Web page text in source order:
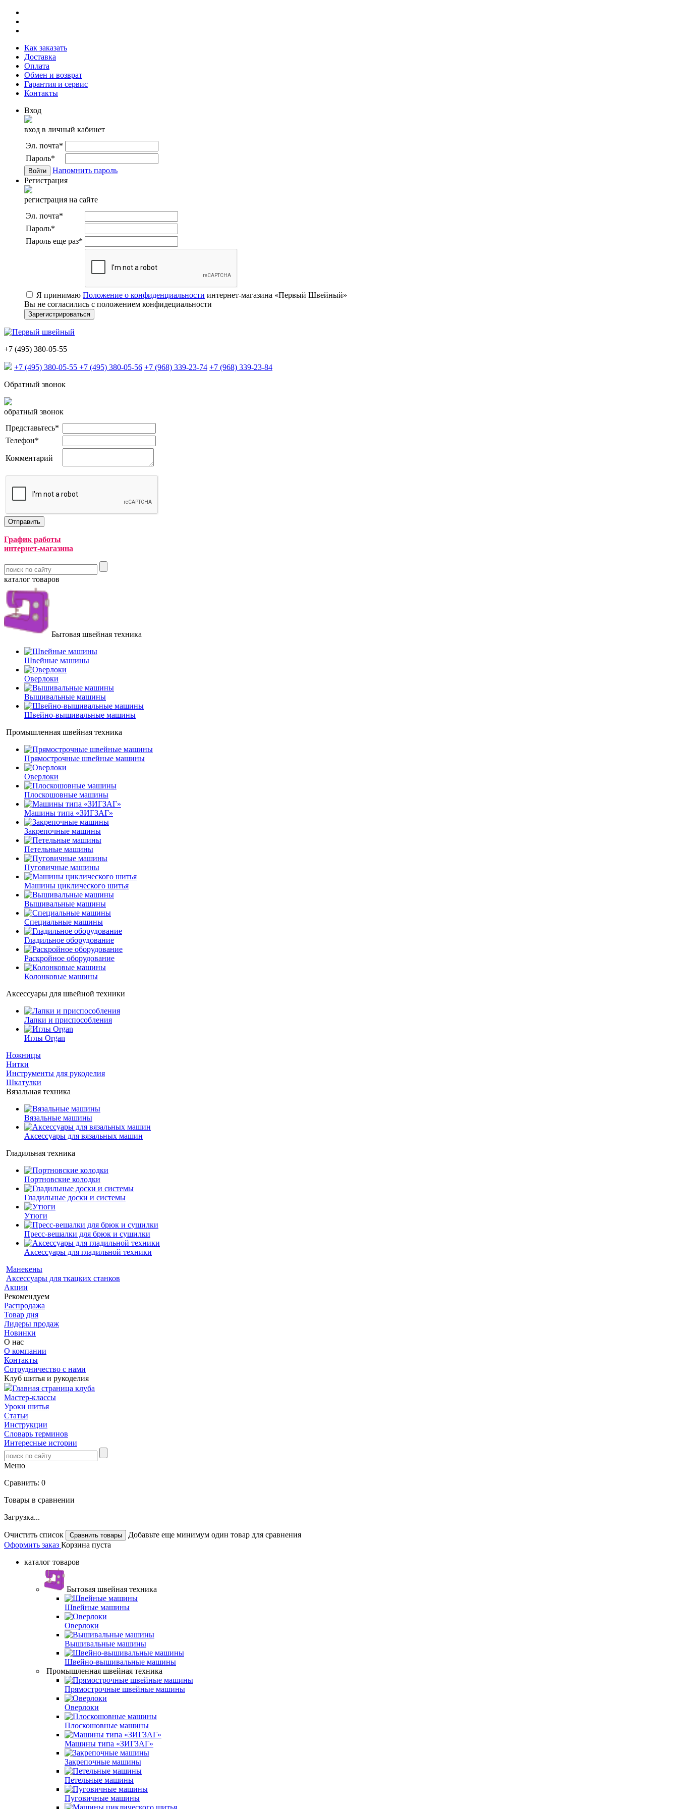
Как заказать
Доставка
Оплата
Обмен и возврат
Гарантия и сервис
Контакты
Вход
вход в личный кабинет
Эл. почта*
Пароль*
Напомнить пароль
Регистрация
регистрация на сайте
Эл. почта*
Пароль*
Пароль еще раз*
Я принимаю Положение о конфиденциальности интернет-магазина «Первый Швейный»
Вы не согласились с положением конфидециальности
+7 (495) 380-05-55
+7 (495) 380-05-55 +7 (495) 380-05-56 +7 (968) 339-23-74 +7 (968) 339-23-84
Обратный звонок
обратный звонок
Представьтесь*
Телефон*
Комментарий
График работы
интернет-магазина
каталог товаров
Бытовая швейная техника
Швейные машины
Оверлоки
Вышивальные машины
Швейно-вышивальные машины
Промышленная швейная техника
Прямострочные швейные машины
Оверлоки
Плоскошовные машины
Машины типа «ЗИГЗАГ»
Закрепочные машины
Петельные машины
Пуговичные машины
Машины циклического шитья
Вышивальные машины
Специальные машины
Гладильное оборудование
Раскройное оборудование
Колонковые машины
Аксессуары для швейной техники
Лапки и приспособления
Иглы Organ
Ножницы
Нитки
Инструменты для рукоделия
Шкатулки
Вязальная техника
Вязальные машины
Аксессуары для вязальных машин
Гладильная техника
Портновские колодки
Гладильные доски и системы
Утюги
Пресс-вешалки для брюк и сушилки
Аксессуары для гладильной техники
Манекены
Аксессуары для ткацких станков
Акции
Рекомендуем
Распродажа
Товар дня
Лидеры продаж
Новинки
О нас
О компании
Контакты
Сотрудничество с нами
Клуб шитья и рукоделия
Главная страница клуба
Мастер-классы
Уроки шитья
Статьи
Инструкции
Словарь терминов
Интересные истории
Меню
Сравнить: 0
Товары в сравнении
Загрузка...
Очистить список
Добавьте еще минимум один товар для сравнения
Оформить заказ Корзина пуста
каталог товаров
Бытовая швейная техника
Швейные машины
Оверлоки
Вышивальные машины
Швейно-вышивальные машины
Промышленная швейная техника
Прямострочные швейные машины
Оверлоки
Плоскошовные машины
Машины типа «ЗИГЗАГ»
Закрепочные машины
Петельные машины
Пуговичные машины